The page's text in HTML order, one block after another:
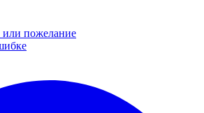
или пожелание